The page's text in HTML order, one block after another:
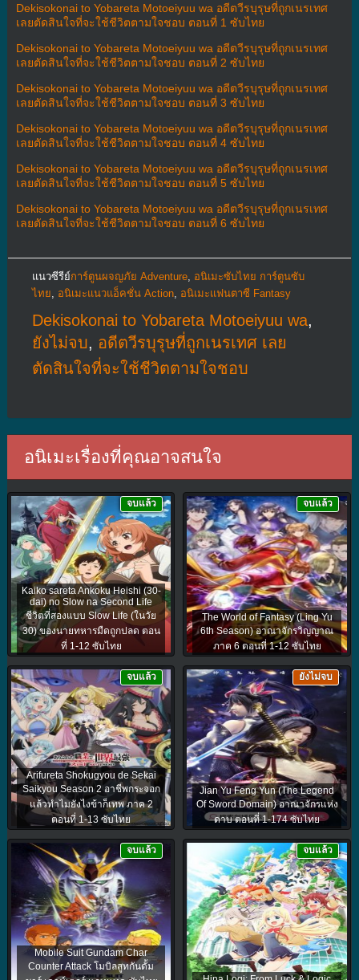
Dekisokonai to Yobareta Motoeiyuu wa อดีตวีรบุรุษที่ถูกเนรเทศ
เลยตัดสินใจที่จะใช้ชีวิตตามใจชอบ ตอนที่ 1 ซับไทย
Dekisokonai to Yobareta Motoeiyuu wa อดีตวีรบุรุษที่ถูกเนรเทศ
เลยตัดสินใจที่จะใช้ชีวิตตามใจชอบ ตอนที่ 2 ซับไทย
Dekisokonai to Yobareta Motoeiyuu wa อดีตวีรบุรุษที่ถูกเนรเทศ
เลยตัดสินใจที่จะใช้ชีวิตตามใจชอบ ตอนที่ 3 ซับไทย
Dekisokonai to Yobareta Motoeiyuu wa อดีตวีรบุรุษที่ถูกเนรเทศ
เลยตัดสินใจที่จะใช้ชีวิตตามใจชอบ ตอนที่ 4 ซับไทย
Dekisokonai to Yobareta Motoeiyuu wa อดีตวีรบุรุษที่ถูกเนรเทศ
เลยตัดสินใจที่จะใช้ชีวิตตามใจชอบ ตอนที่ 5 ซับไทย
Dekisokonai to Yobareta Motoeiyuu wa อดีตวีรบุรุษที่ถูกเนรเทศ
เลยตัดสินใจที่จะใช้ชีวิตตามใจชอบ ตอนที่ 6 ซับไทย
แนวซีรีย์การ์ตูนผจญภัย Adventure, อนิเมะซับไทย การ์ตูนซับ
ไทย
อนิเมะแนวแอ็คชั่น Action, อนิเมะแฟนตาซี Fantasy
Dekisokonai to Yobareta Motoeiyuu wa,
ยังไม่จบ, อดีตวีรบุรุษที่ถูกเนรเทศ เลย
ตัดสินใจที่จะใช้ชีวิตตามใจชอบ
อนิเมะเรื่องที่คุณอาจสนใจ
Kaiko sareta Ankoku Heishi (30-
dai) no Slow na Second Life
ชีวิตที่สองแบบ Slow Life (ในวัย
30) ของนายทหารมืดถูกปลด ตอน
ที่ 1-12 ซับไทย
จบแล้ว
The World of Fantasy (Ling Yu
6th Season) อาณาจักรวิญญาณ
ภาค 6 ตอนที่ 1-12 ซับไทย
จบแล้ว
Arifureta Shokugyou de Sekai
Saikyou Season 2 อาชีพกระจอก
แล้วทำไมยังไงข้าก็เทพ ภาค 2
ตอนที่ 1-13 ซับไทย
จบแล้ว
Jian Yu Feng Yun (The Legend
Of Sword Domain) อาณาจักรแห่ง
ดาบ ตอนที่ 1-174 ซับไทย
ยังไม่จบ
Mobile Suit Gundam Char
Counter Attack โมบิลสูทกันดั้ม
จบแล้ว จบแล้ว